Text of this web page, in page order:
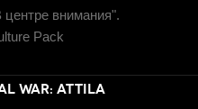
внимания".
Pack
WAR: ATTILA